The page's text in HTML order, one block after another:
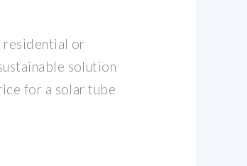
residential or
solution
for a solar tube